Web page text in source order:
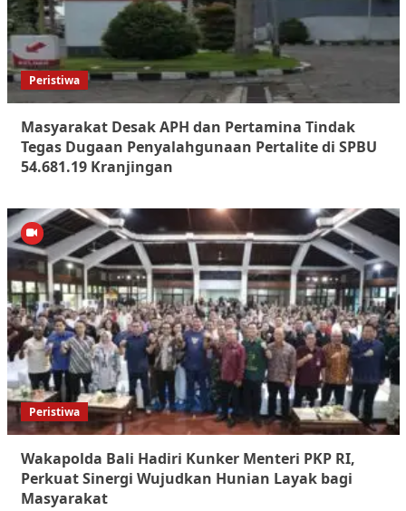
Peristiwa
Masyarakat Desak APH dan Pertamina Tindak
Tegas Dugaan Penyalahgunaan Pertalite di SPBU
54.681.19 Kranjingan
Peristiwa
Wakapolda Bali Hadiri Kunker Menteri PKP RI,
Perkuat Sinergi Wujudkan Hunian Layak bagi
Masyarakat